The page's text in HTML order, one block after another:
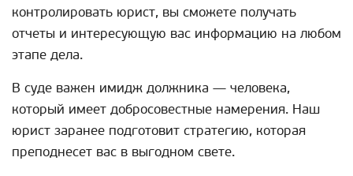
контролировать юрист, вы сможете получать
отчеты и интересующую вас информацию на любом
этапе дела.
В суде важен имидж должника — человека,
который имеет добросовестные намерения. Наш
юрист заранее подготовит стратегию, которая
преподнесет вас в выгодном свете.